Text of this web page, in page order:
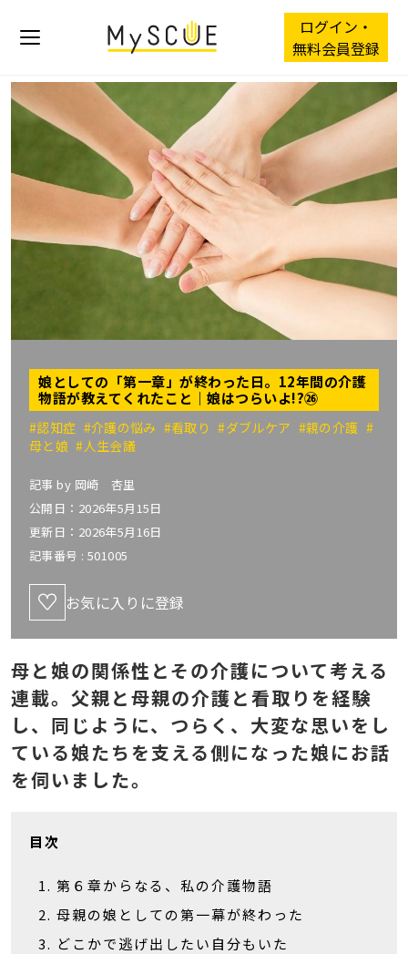
ログイン・
無料会員登録
娘としての「第一章」が終わった日。12年間の介護
物語が教えてくれたこと｜娘はつらいよ!?㉖
#認知症 #介護の悩み #看取り#ダブルケア #親の介護 #
母と娘#人生会議
記事 by 岡崎 杏里
公開日：2026年5月15日
更新日：2026年5月16日
記事番号 : 501005
お気に入りに登録
母と娘の関係性とその介護について考える
連載。父親と母親の介護と看取りを経験
し、同じように、つらく、大変な思いをし
ている娘たちを支える側になった娘にお話
を伺いました。
目次
第６章からなる、私の介護物語
母親の娘としての第一幕が終わった
どこかで逃げ出したい自分もいた